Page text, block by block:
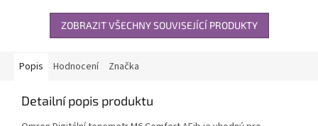
ZOBRAZIT VŠECHNY SOUVISEJÍCÍ PRODUKTY
Popis Hodnocení Značka
Detailní popis produktu